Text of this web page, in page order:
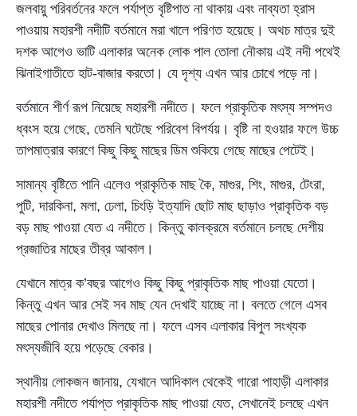
জলবায়ু পরিবর্তনের ফলে পর্যাপ্ত বৃষ্টিপাত না থাকায় এবং নাব্যতা হ্রাস
পাওয়ায় মহারশী নদীটি বর্তমানে মরা খালে পরিণত হয়েছে। অথচ মাত্র দুই
দশক আগেও ভাটি এলাকার অনেক লোক পাল তোলা নৌকায় এই নদী পথেই
ঝিনাইগাতীতে হাট-বাজার করতো। যে দৃশ্য এখন আর চোখে পড়ে না।
বর্তমানে শীর্ণ রূপ নিয়েছে মহারশী নদীতে। ফলে প্রাকৃতিক মৎস্য সম্পদও
ধ্বংস হয়ে গেছে, তেমনি ঘটেছে পরিবেশ বিপর্যয়। বৃষ্টি না হওয়ার ফলে উচ্চ
তাপমাত্রার কারণে কিছু কিছু মাছের ডিম শুকিয়ে গেছে মাছের পেটেই।
সামান্য বৃষ্টিতে পানি এলেও প্রাকৃতিক মাছ কৈ, মাগুর, শিং, মাগুর, টেংরা,
পুটি, দারকিনা, মলা, ঢেলা, চিংড়ি ইত্যাদি ছোট মাছ ছাড়াও প্রাকৃতিক বড়
বড় মাছ পাওয়া যেত এ নদীতে। কিন্তু কালক্রমে বর্তমানে চলছে দেশীয়
প্রজাতির মাছের তীব্র আকাল।
যেখানে মাত্র ক’বছর আগেও কিছু কিছু প্রাকৃতিক মাছ পাওয়া যেতো।
কিন্তু এখন আর সেই সব মাছ যেন দেখাই যাচ্ছে না। বলতে গেলে এসব
মাছের পোনার দেখাও মিলছে না। ফলে এসব এলাকার বিপুল সংখ্যক
মৎস্যজীবি হয়ে পড়েছে বেকার।
স্থানীয় লোকজন জানায়, যেখানে আদিকাল থেকেই গারো পাহাড়ী এলাকার
মহারশী নদীতে পর্যাপ্ত প্রাকৃতিক মাছ পাওয়া যেত, সেখানেই চলছে এখন